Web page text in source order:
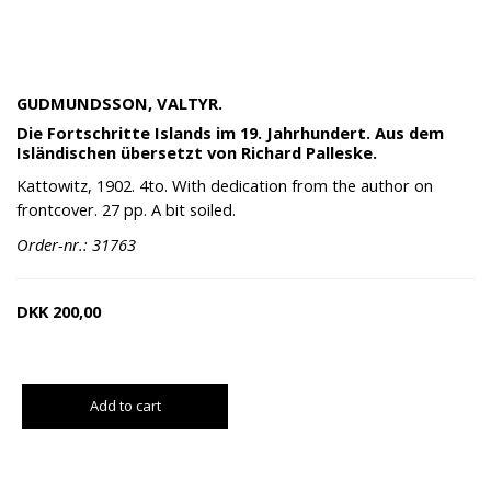
GUDMUNDSSON, VALTYR.
Die Fortschritte Islands im 19. Jahrhundert. Aus dem
Isländischen übersetzt von Richard Palleske.
Kattowitz, 1902. 4to. With dedication from the author on
frontcover. 27 pp. A bit soiled.
Order-nr.: 31763
DKK 200,00
Add to cart